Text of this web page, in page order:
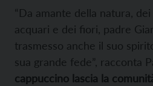
“Da amante della natura,
acquari e dei fiori, padre
trasmesso anche il suo
sua grande fede”, racconta
cappuccino lascia la